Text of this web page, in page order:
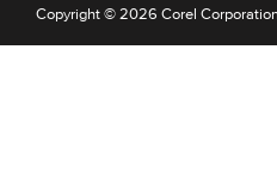
Copyright © 2026 Corel